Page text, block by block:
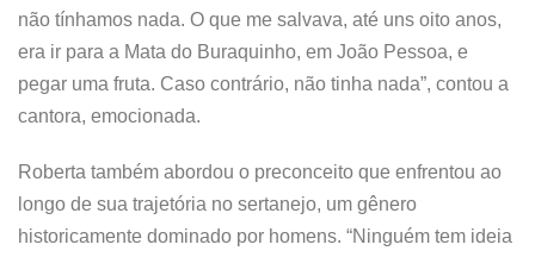
não tínhamos nada. O que me salvava, até uns oito anos,
era ir para a Mata do Buraquinho, em João Pessoa, e
pegar uma fruta. Caso contrário, não tinha nada”, contou a
cantora, emocionada.
Roberta também abordou o preconceito que enfrentou ao
longo de sua trajetória no sertanejo, um gênero
historicamente dominado por homens. “Ninguém tem ideia